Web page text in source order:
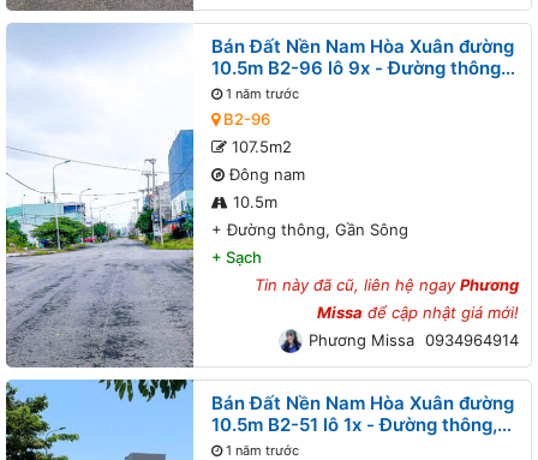
Bán Đất Nền Nam Hòa Xuân đường
10.5m B2-96 lô 9x - Đường thông,
Gần Sông
1 năm trước
B2-96
107.5m2
Đông nam
10.5m
+Đường thông, Gần Sông
+ Sạch
Tin này đã cũ, liên hệ ngayPhương
Missa để cập nhật giá mới!
Phương Missa 0934964914
Bán Đất Nền Nam Hòa Xuân đường
10.5m B2-51 lô 1x - Đường thông,
Gần sông Đô Tỏa
1 năm trước